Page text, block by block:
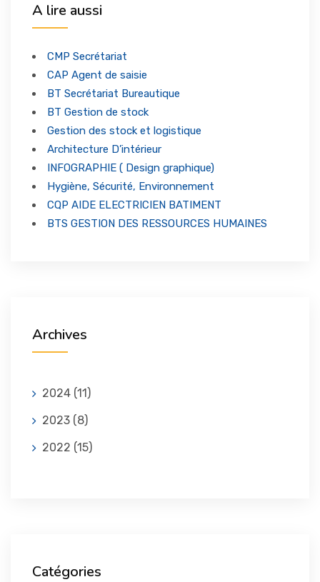
Formations Qualifiantes
Formations Certifiantes
Formations Langues
Formations Entreprises
ENTREPRISES
FORUM & NEWS
Notre Actualité
CONTACT
A lire aussi
CMP Secrétariat
CAP Agent de saisie
BT Secrétariat Bureautique
BT Gestion de stock
Gestion des stock et logistique
Architecture D’intérieur
INFOGRAPHIE ( Design graphique)
Hygiène, Sécurité, Environnement
CQP AIDE ELECTRICIEN BATIMENT
BTS GESTION DES RESSOURCES HUMAINES
Archives
2024 (11)
2023 (8)
2022 (15)
Catégories